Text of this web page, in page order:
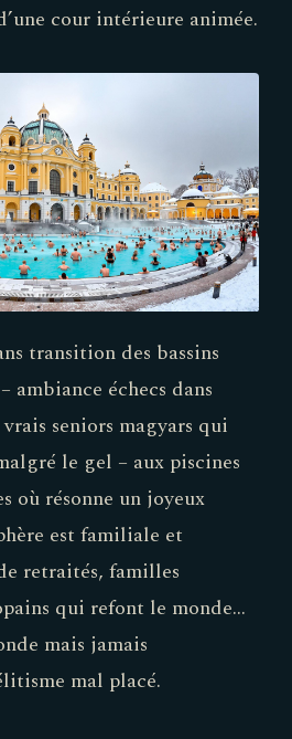
cour intérieure animée.
transition des bassins
ambiance échecs dans
seniors magyars qui
le gel – aux piscines
où résonne un joyeux
est familiale et
retraités, familles
qui refont le monde…
mais jamais
mal placé.